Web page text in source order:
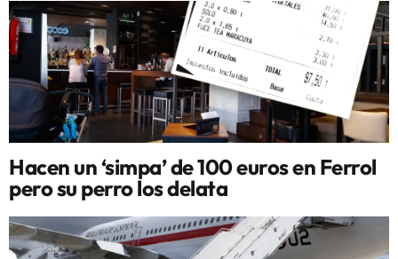
Hacen un ‘simpa’ de 100 euros en Ferrol
pero su perro los delata